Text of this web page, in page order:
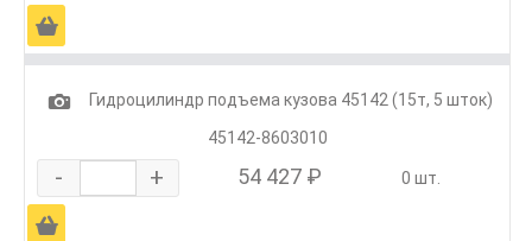
Ä
1
Гидроцилиндр подъема кузова 45142 (15т, 5 шток)
45142-8603010
- + 54 427 ₽ 0 шт.
Ä